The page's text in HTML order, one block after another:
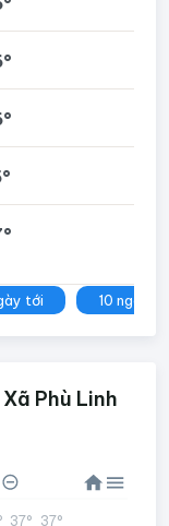
tới 10 ngày
Phù Linh
37° 37°